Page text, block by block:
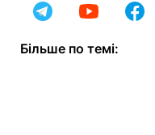
Більше по темі: